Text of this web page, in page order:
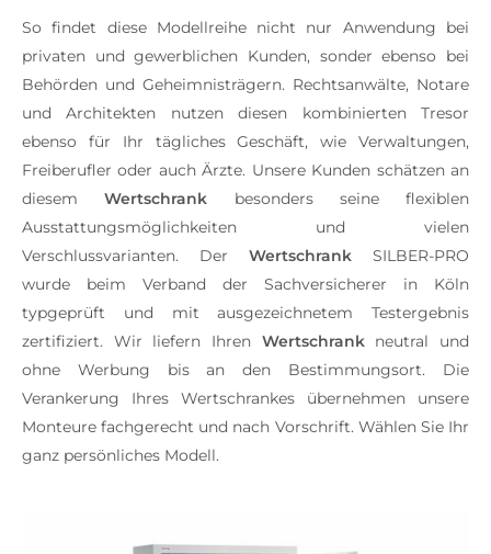
So findet diese Modellreihe nicht nur Anwendung bei
privaten und gewerblichen Kunden, sonder ebenso bei
Behörden und Geheimnisträgern. Rechtsanwälte, Notare
und Architekten nutzen diesen kombinierten Tresor
ebenso für Ihr tägliches Geschäft, wie Verwaltungen,
Freiberufler oder auch Ärzte. Unsere Kunden schätzen an
diesemWertschrank besonders seine flexiblen
Ausstattungsmöglichkeiten und vielen
Verschlussvarianten. Der Wertschrank SILBER-PRO
wurde beim Verband der Sachversicherer in Köln
typgeprüft und mit ausgezeichnetem Testergebnis
zertifiziert. Wir liefern Ihren Wertschrankneutral und
ohne Werbung bis an den Bestimmungsort. Die
Verankerung Ihres Wertschrankes übernehmen unsere
Monteure fachgerecht und nach Vorschrift. Wählen Sie Ihr
ganz persönliches Modell.